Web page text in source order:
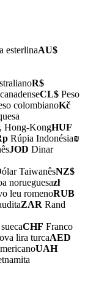
esterlinaAU$
R$
CL$ Peso
colombianoKč
Hong-KongHUF
Rúpia Indonésia₪
JOD Dinar
TaiwanêsNZ$
norueguesazł
leu romenoRUB
ZAR Rand
CHF Franco
lira turcaAED
UAH